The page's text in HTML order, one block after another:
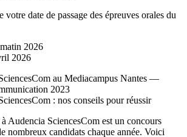
date de passage des épreuves orales du
2026
2026
: nos conseils pour réussir
Audencia SciencesCom est un concours
nombreux candidats chaque année. Voici